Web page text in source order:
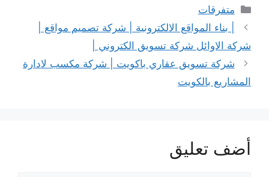
التصنيفات
متفرقات
| بناء المواقع الالكترونية | شركة تصميم مواقع |
شركة الاوائل شركة تسويق الكتروني |
شركة تسويق عقاري باكويت | شركة مكسب لادارة
المشاريع بالكويت
أضف تعليق